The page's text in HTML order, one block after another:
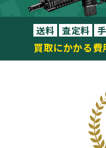
送料 査定料
買取にかかる費